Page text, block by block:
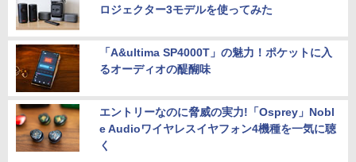
ロジェクター3モデルを使ってみた
「A&ultima SP4000T」の魅力！ポケットに入
るオーディオの醍醐味
エントリーなのに脅威の実力!「Osprey」Nobl
e Audioワイヤレスイヤフォン4機種を一気に聴
く